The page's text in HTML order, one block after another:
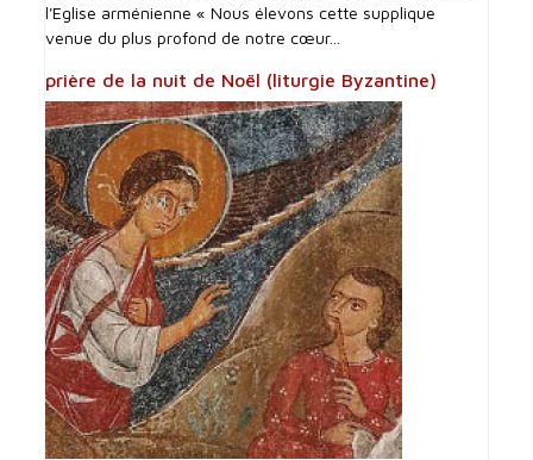
l'Eglise arménienne « Nous élevons cette supplique
venue du plus profond de notre cœur...
prière de la nuit de Noël (liturgie Byzantine)